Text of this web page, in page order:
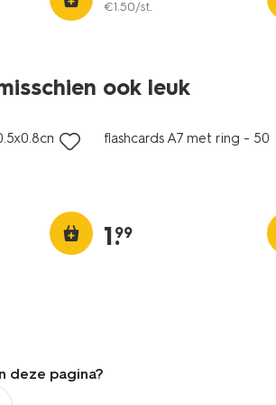
€1.50/st.
ook leuk
nieuw
flashcards A7 met ring - 50
1.
99
deze pagina?